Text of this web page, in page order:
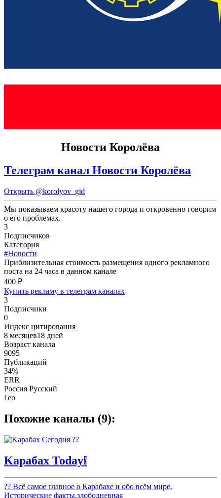
Новости Королёва
Телеграм канал Новости Королёва
Открыть @korolyov_gid
Мы показываем красоту нашего города и откровенно говорим
о его проблемах.
3
Подписчиков
Категория
#Новости
Приблизительная стоимость размещения одного рекламного
поста на 24 часа в данном канале
400 ₽
Купить рекламу в телеграм каналах
3
Подписчики
0
Индекс цитирования
8 месяцев18 дней
Возраст канала
9095
Публикаций
34%
ERR
Россия Русский
Гео
Похожие каналы (9):
Kарабах Today❕
?? Всё самое главное о Карабахе и обо всём мире.
Исторические факты,злободневная